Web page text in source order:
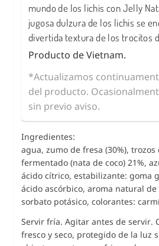
mundo de los lichis con Jelly
jugosa dulzura de los lichis se
divertida textura de los trocitos
Producto de Vietnam.
*Actualizamos
del producto.
sin previo aviso.
Ingredientes:
agua, zumo de fresa (30%), trozos
fermentado (nata de coco) 21%,
ácido cítrico, estabilizante: goma
ácido ascórbico, aroma natural
sorbato potásico, colorantes:
Servir fría. Agitar antes de servir.
fresco y seco, protegido de la luz